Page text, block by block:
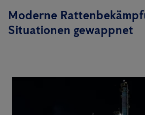
Moderne
Situationen gewappnet